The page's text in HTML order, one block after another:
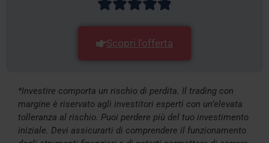
Scopri l'offerta
*Investire comporta un rischio di perdita. Il trading con
margine è riservato agli investitori esperti con un’elevata
tolleranza al rischio. Puoi perdere più del tuo investimento
iniziale. Devi assicurarti di comprendere il funzionamento